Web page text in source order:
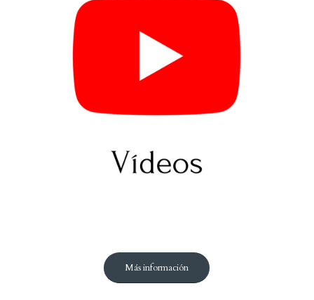
Ver más información
Más información